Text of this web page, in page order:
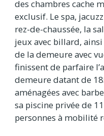
des chambres cache
exclusif. Le spa,
rez-de-chaussée, la
jeux avec billard,
de la demeure avec
finissent de parfaire
demeure datant de
aménagées avec
sa piscine privée de
personnes à mobilité